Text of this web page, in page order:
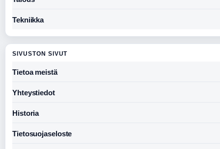
Tekniikka
SIVUSTON SIVUT
Tietoa meistä
Yhteystiedot
Historia
Tietosuojaseloste